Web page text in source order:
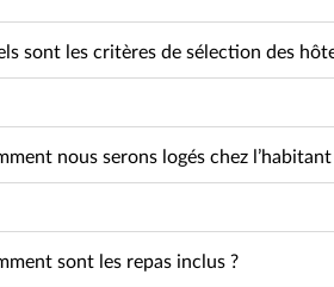
sont les critères de sélection des
nous serons logés chez l’habitant
sont les repas inclus ?